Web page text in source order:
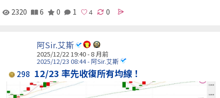
2320 6 0 1 0
阿Sir.艾斯
2025/12/22 19:40 - 8 月前
2025/12/23 08:44 - 阿Sir.艾斯
298 12/23 率先收復所有均線！